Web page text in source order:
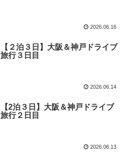
2026.06.16
【２泊３日】大阪＆神戸ドライブ
旅行３日目
2026.06.14
【2泊３日】大阪＆神戸ドライブ
旅行２日目
2026.06.13